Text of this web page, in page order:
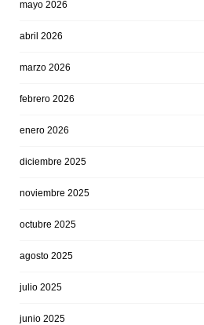
mayo 2026
abril 2026
marzo 2026
febrero 2026
enero 2026
diciembre 2025
noviembre 2025
octubre 2025
agosto 2025
julio 2025
junio 2025